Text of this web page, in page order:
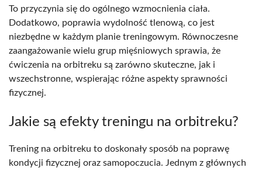
To przyczynia się do ogólnego wzmocnienia ciała.
Dodatkowo, poprawia wydolność tlenową, co jest
niezbędne w każdym planie treningowym. Równoczesne
zaangażowanie wielu grup mięśniowych sprawia, że
ćwiczenia na orbitreku są zarówno skuteczne, jak i
wszechstronne, wspierając różne aspekty sprawności
fizycznej.
Jakie są efekty treningu na orbitreku?
Trening na orbitreku to doskonały sposób na poprawę
kondycji fizycznej oraz samopoczucia. Jednym z głównych